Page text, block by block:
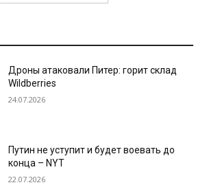
Дроны атаковали Питер: горит склад
Wildberries
24.07.2026
Путин не уступит и будет воевать до
конца – NYT
22.07.2026